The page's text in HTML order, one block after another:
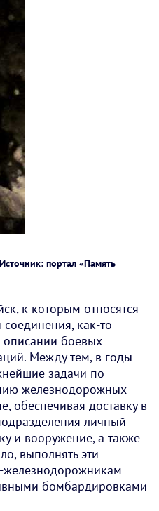
портал «Память
к которым относятся
как-то
описании боевых
Между тем, в годы
задачи по
железнодорожных
обеспечивая доставку в
личный
и вооружение, а также
выполнять эти
железнодорожникам
бомбардировками